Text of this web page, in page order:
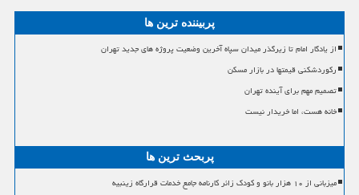
پربیننده ترین ها
از یادگار امام تا زیرگذر میدان سپاه آخرین وضعیت پروژه های جدید تهران
رکوردشکنی قیمتها در بازار مسکن
تصمیم مهم برای آینده تهران
خانه هست، اما خریدار نیست
پربحث ترین ها
میزبانی از ۱۰ هزار بانو و کودک زائر کارنامه جامع خدمات قرارگاه زینبیه